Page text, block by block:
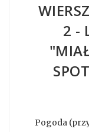
2 -
Pogoda